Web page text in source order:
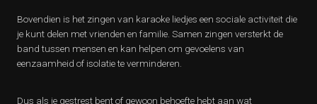
Bovendien is het zingen van karaoke liedjes een sociale activiteit die
je kunt delen met vrienden en familie. Samen zingen versterkt de
band tussen mensen en kan helpen om gevoelens van
eenzaamheid of isolatie te verminderen.
Dus als je gestrest bent of gewoon behoefte hebt aan wat